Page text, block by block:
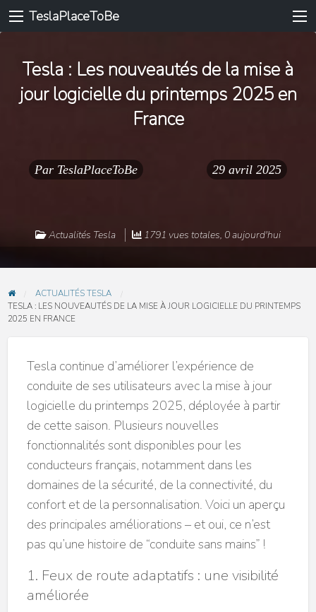
TeslaPlaceToBe
Tesla : Les nouveautés de la mise à
jour logicielle du printemps 2025 en
France
Par TeslaPlaceToBe 29 avril 2025
Actualités Tesla 1791 vues totales, 0 aujourd'hui
ACTUALITÉS TESLA
TESLA : LES NOUVEAUTÉS DE LA MISE À JOUR LOGICIELLE DU PRINTEMPS
2025 EN FRANCE
Tesla continue d’améliorer l’expérience de
conduite de ses utilisateurs avec la mise à jour
logicielle du printemps 2025, déployée à partir
de cette saison. Plusieurs nouvelles
fonctionnalités sont disponibles pour les
conducteurs français, notamment dans les
domaines de la sécurité, de la connectivité, du
confort et de la personnalisation. Voici un aperçu
des principales améliorations – et oui, ce n’est
pas qu’une histoire de “conduite sans mains” !
1. Feux de route adaptatifs : une visibilité
améliorée